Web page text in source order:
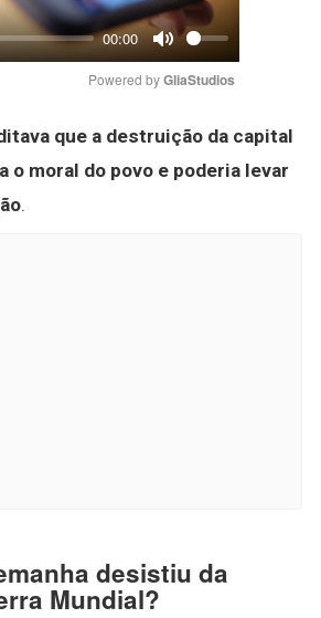
00:00
Mute
Powered by GliaStudios
que a destruição da capital
o moral do povo e poderia levar
.
desistiu da
Mundial?